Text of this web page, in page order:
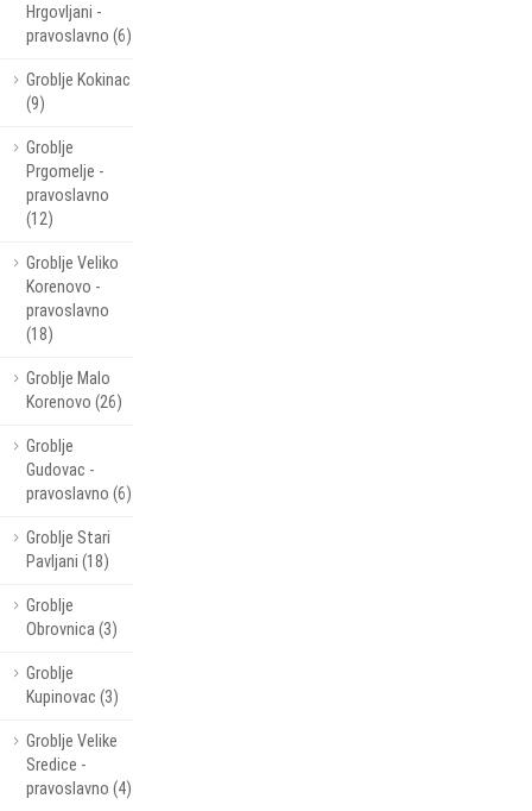
Hrgovljani -
pravoslavno (6)
Groblje Kokinac
(9)
Groblje
Prgomelje -
pravoslavno
(12)
Groblje Veliko
Korenovo -
pravoslavno
(18)
Groblje Malo
Korenovo (26)
Groblje
Gudovac -
pravoslavno (6)
Groblje Stari
Pavljani (18)
Groblje
Obrovnica (3)
Groblje
Kupinovac (3)
Groblje Velike
Sredice -
pravoslavno (4)